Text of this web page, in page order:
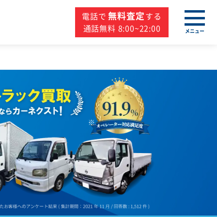
電話で 無料査定する
通話無料 8:00~22:00
メニュー